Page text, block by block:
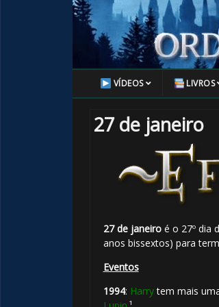
VÍDEOS LIVROS
27 de janeiro
27 de janeiroé o 27º dia
anos bissextos) para
Eventos
1994: Harrytem mais
1️⃣ 8️⃣